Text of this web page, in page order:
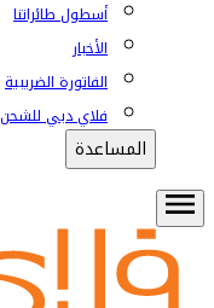
أسطول طائراتنا
الأخبار
الفاتورة الضريبية
فلاي دبي للشحن
المساعدة